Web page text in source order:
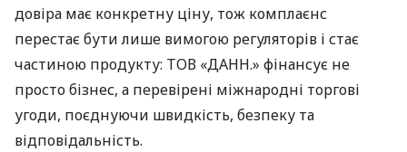
довіра має конкретну ціну, тож комплаєнс
перестає бути лише вимогою регуляторів і стає
частиною продукту: ТОВ «ДАНН.» фінансує не
просто бізнес, а перевірені міжнародні торгові
угоди, поєднуючи швидкість, безпеку та
відповідальність.